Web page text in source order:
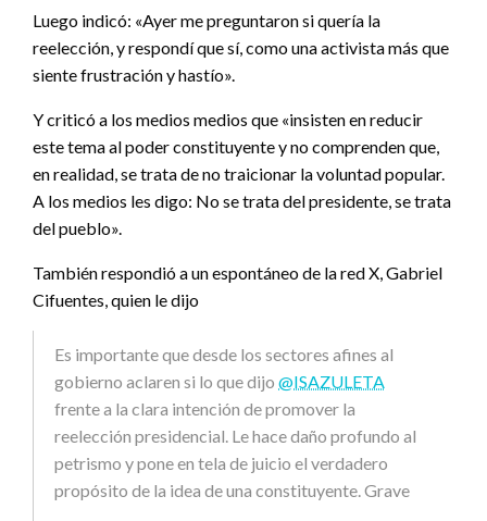
Luego indicó: «Ayer me preguntaron si quería la
reelección, y respondí que sí, como una activista más que
siente frustración y hastío».
Y criticó a los medios medios que «insisten en reducir
este tema al poder constituyente y no comprenden que,
en realidad, se trata de no traicionar la voluntad popular.
A los medios les digo: No se trata del presidente, se trata
del pueblo».
También respondió a un espontáneo de la red X, Gabriel
Cifuentes, quien le dijo
Es importante que desde los sectores afines al
gobierno aclaren si lo que dijo @ISAZULETA
frente a la clara intención de promover la
reelección presidencial. Le hace daño profundo al
petrismo y pone en tela de juicio el verdadero
propósito de la idea de una constituyente. Grave